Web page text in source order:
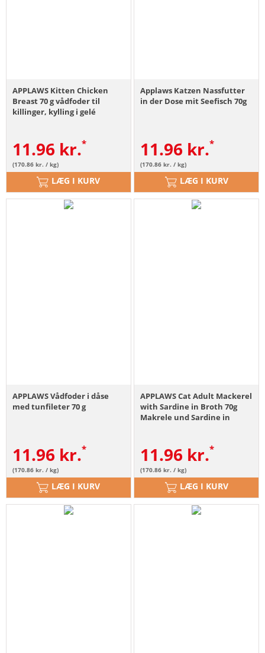
APPLAWS Kitten Chicken
Breast 70 g vådfoder til
killinger, kylling i gelé
11.96 kr.
(170.86 kr. / kg)
LÆG I KURV
Applaws Katzen Nassfutter
in der Dose mit Seefisch 70g
11.96 kr.
(170.86 kr. / kg)
LÆG I KURV
APPLAWS Vådfoder i dåse
med tunfileter 70 g
11.96 kr.
(170.86 kr. / kg)
LÆG I KURV
APPLAWS Cat Adult Mackerel
with Sardine in Broth 70g
Makrele und Sardine in
11.96 kr.
(170.86 kr. / kg)
LÆG I KURV